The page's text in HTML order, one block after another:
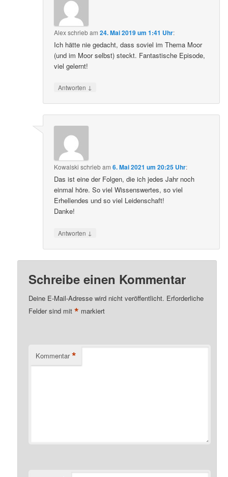
Alexschriebam24. Mai 2019 um 1:41 Uhr:
Ich hätte nie gedacht, dass soviel im Thema Moor
(und im Moor selbst) steckt. Fantastische Episode,
viel gelernt!
Antworten ↓
Kowalski schriebam6. Mai 2021 um 20:25 Uhr:
Das ist eine der Folgen, die ich jedes Jahr noch
einmal höre. So viel Wissenswertes, so viel
Erhellendes und so viel Leidenschaft!
Danke!
Antworten ↓
Schreibe einen Kommentar
Deine E-Mail-Adresse wird nicht veröffentlicht. Erforderliche
Felder sind mit* markiert
Kommentar *